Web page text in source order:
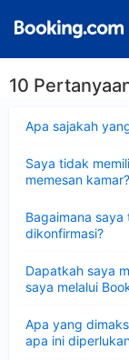
10
Apa sajakah
Saya tidak
memesan kamar?
Bagaimana
dikonfirmasi?
Dapatkah saya
saya melalui
Apa yang
apa ini